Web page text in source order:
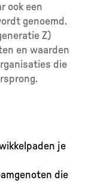
ook een
genoemd.
Z)
en waarden
die
je
die